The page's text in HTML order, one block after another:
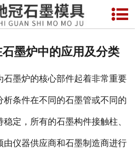
网站首页
联系我们
墨炉中的应用及分类
石墨炉的核心部件起着非常重要
析条件在不同的石墨管或不同的
定，所有的石墨构件接触柱、
由仪器供应商和石墨制造商进行